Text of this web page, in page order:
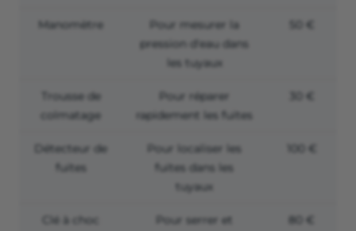
Manomètre
Pour mesurer la
pression d'eau dans
les tuyaux
50 €
Trousse de
colmatage
Pour réparer
rapidement les fuites
30 €
Détecteur de
fuites
Pour localiser les
fuites dans les
tuyaux
100 €
Clé à choc
Pour serrer et
80 €